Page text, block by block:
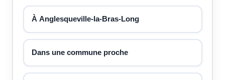
À Anglesqueville-la-Bras-Long
Dans une commune proche